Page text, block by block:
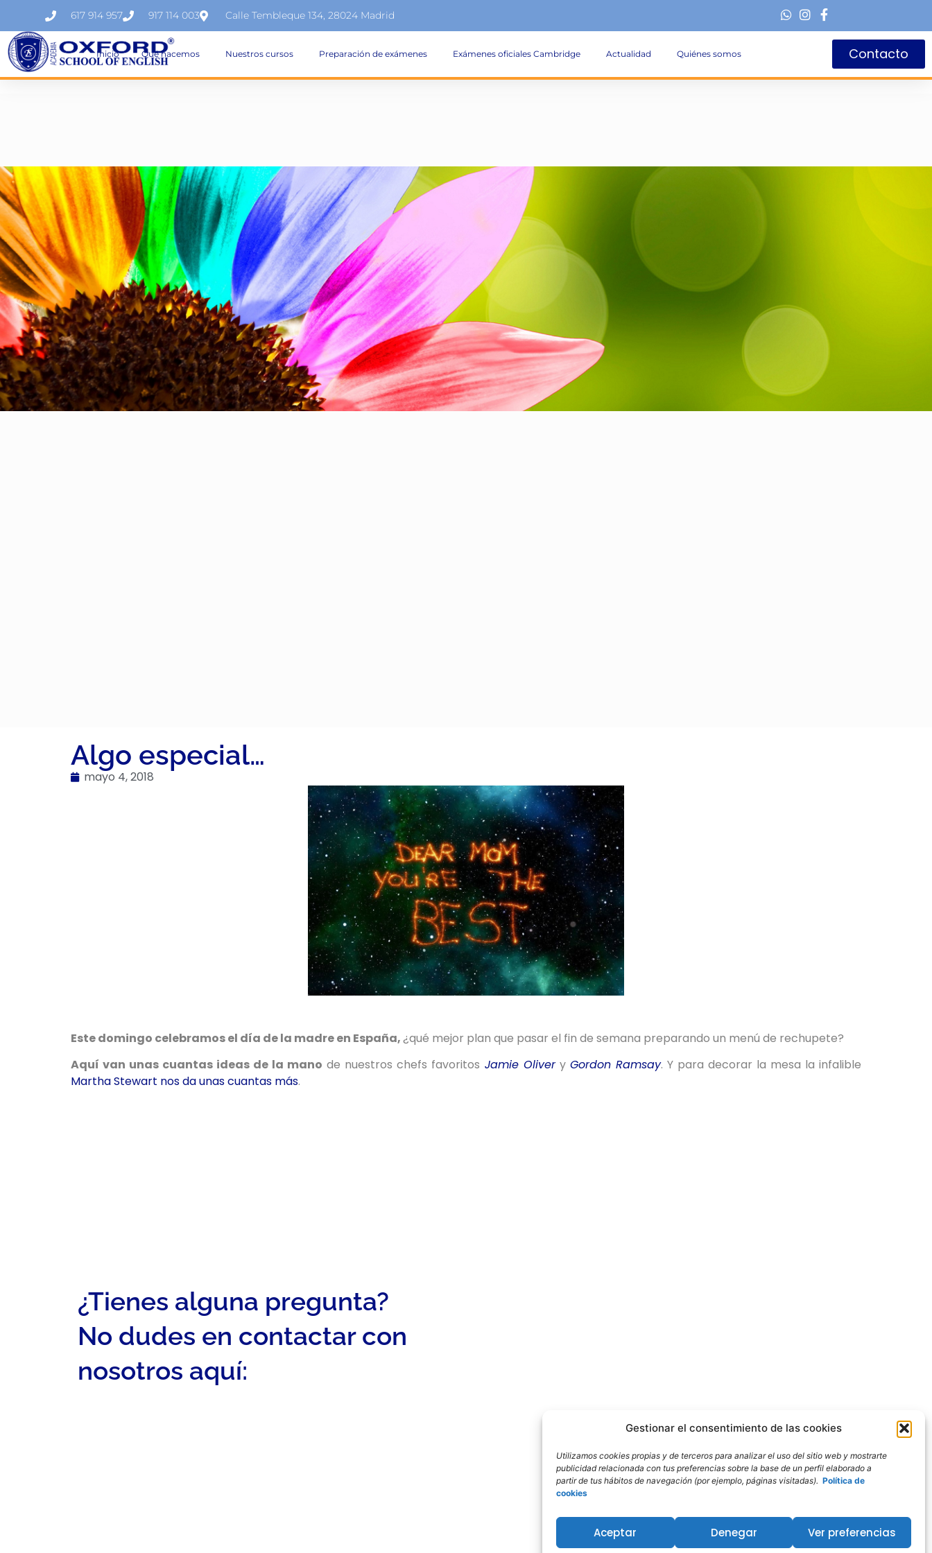
Gestionar el consentimiento de las cookies
Utilizamos cookies propias y de terceros para analizar el uso del sitio web y mostrarte
publicidad relacionada con tus preferencias sobre la base de un perfil elaborado a
partir de tus hábitos de navegación (por ejemplo, páginas visitadas). Política de
cookies
Aceptar Denegar Ver preferencias
617 914 957 917 114 003 Calle Tembleque 134, 28024 Madrid
Inicio Qué hacemos Nuestros cursos Preparación de exámenes Exámenes oficiales Cambridge Actualidad Quiénes somos Contacto
Algo especial…
mayo 4, 2018
Este domingo celebramos el día de la madre en España,¿qué mejor plan que pasar el fin de semana preparando un menú de rechupete?
Aquí van unas cuantas ideas de la mano de nuestros chefs favoritos Jamie Olivery Gordon Ramsay. Y para decorar la mesa la infalible
Martha Stewart nos da unas cuantas más.
¿Tienes alguna pregunta?
No dudes en contactar con
nosotros aquí: